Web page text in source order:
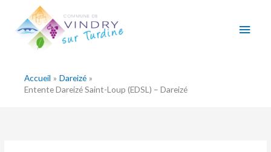
contenu
Accueil
Dareizé
Entente Dareizé Saint-Loup (EDSL) – Dareizé